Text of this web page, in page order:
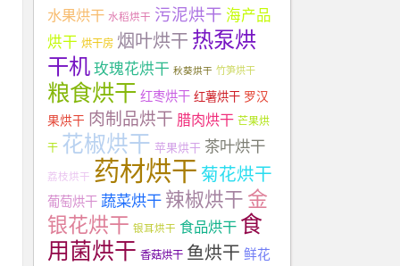
水果烘干 水稻烘干 污泥烘干 海产品
烘干 烘干房 烟叶烘干 热泵烘
干机 玫瑰花烘干 秋葵烘干 竹笋烘干
粮食烘干 红枣烘干 红薯烘干 罗汉
果烘干 肉制品烘干 腊肉烘干 芒果烘
干 花椒烘干 苹果烘干 茶叶烘干
荔枝烘干 药材烘干 菊花烘干
葡萄烘干 蔬菜烘干 辣椒烘干 金
银花烘干 银耳烘干 食品烘干 食
用菌烘干 香菇烘干 鱼烘干 鲜花